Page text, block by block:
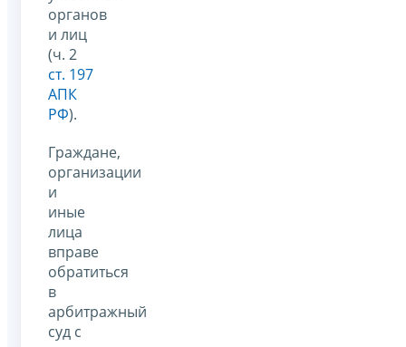
органов
и лиц
(ч. 2
ст. 197
АПК
РФ).
Граждане,
организации
и
иные
лица
вправе
обратиться
в
арбитражный
суд с